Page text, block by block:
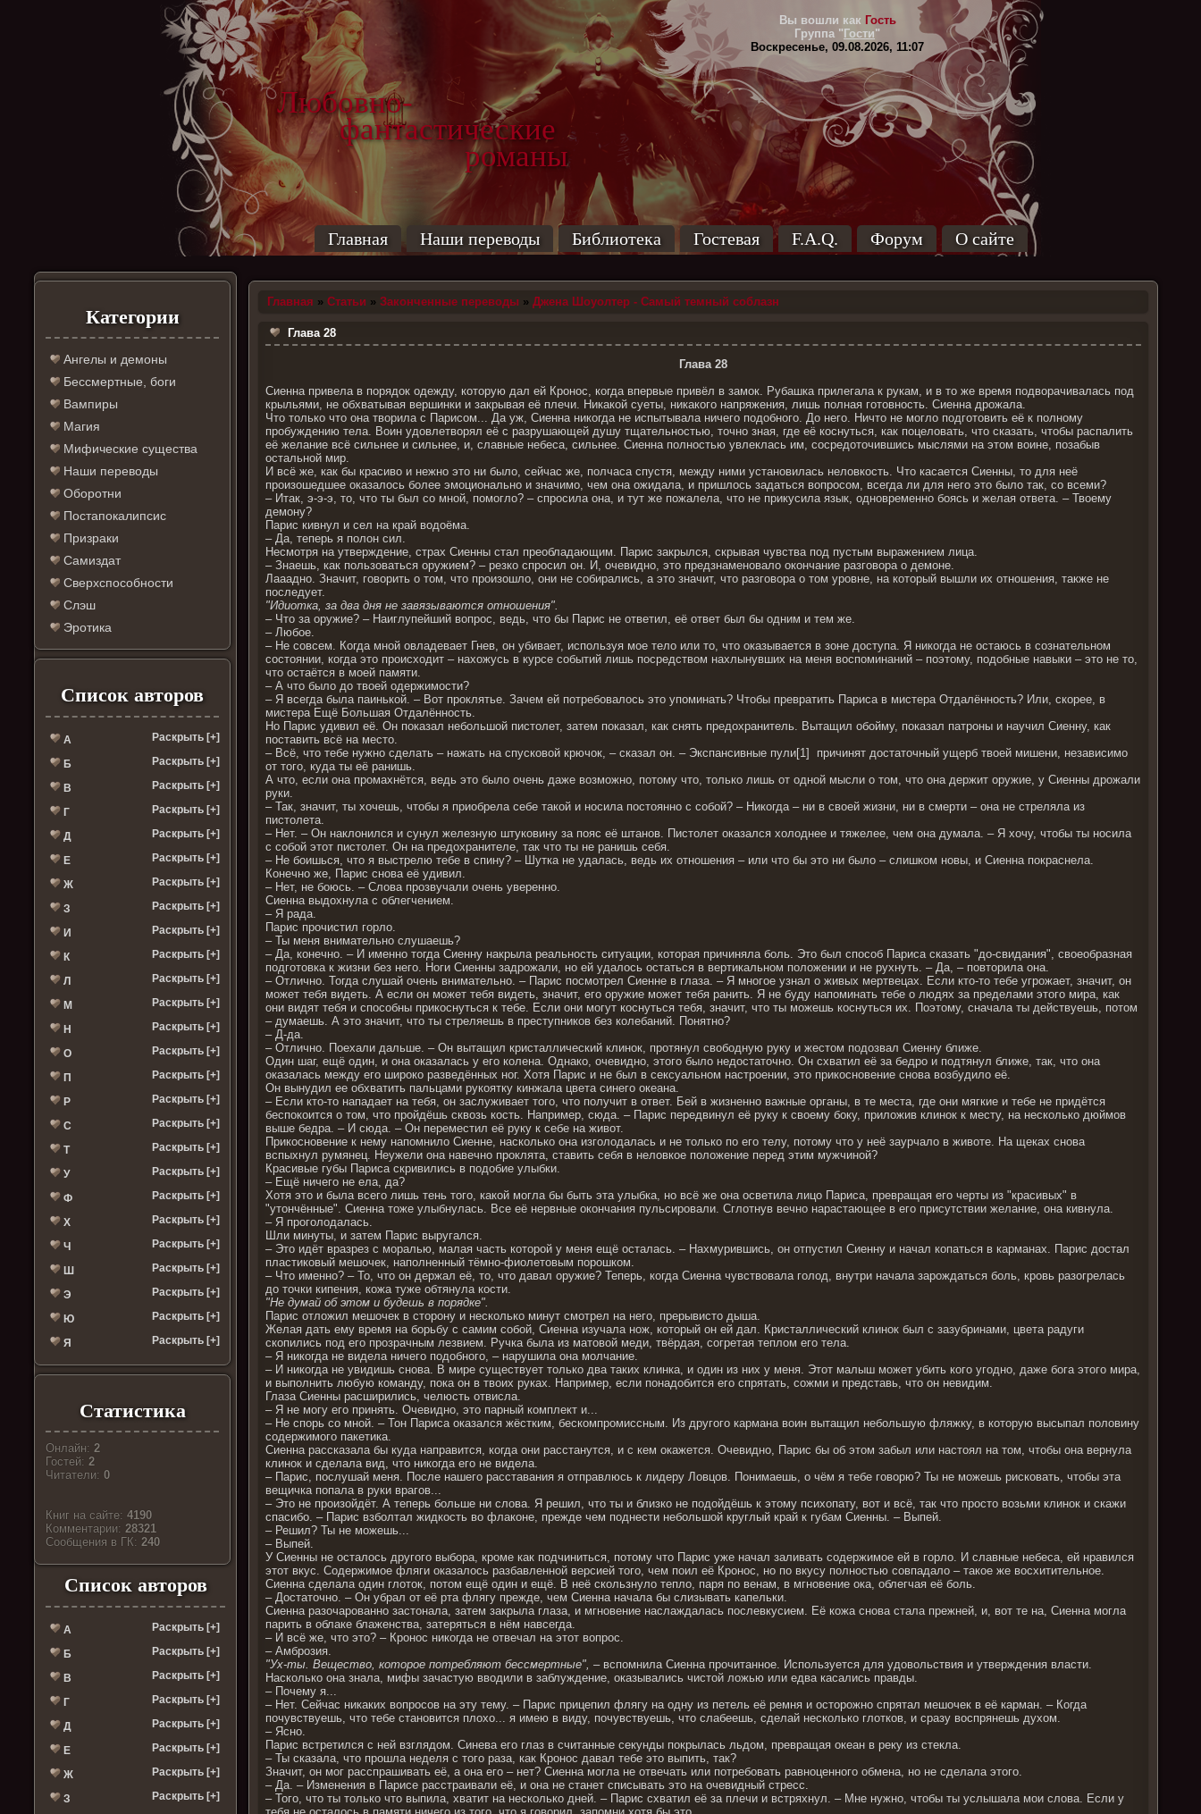
Любовно-
фантастические
романы
Вы вошли как Гость
Группа " Гости"
Воскресенье, 09.08.2026, 11:07
Главная Наши переводы Библиотека Гостевая F.A.Q. Форум О сайте
Категории
Ангелы и демоны
Бессмертные, боги
Вампиры
Магия
Мифические существа
Наши переводы
Оборотни
Постапокалипсис
Призраки
Самиздат
Сверхспособности
Слэш
Эротика
Список авторов
А Раскрыть [+]
Б Раскрыть [+]
В Раскрыть [+]
Г Раскрыть [+]
Д Раскрыть [+]
Е Раскрыть [+]
Ж Раскрыть [+]
З Раскрыть [+]
И Раскрыть [+]
К Раскрыть [+]
Л Раскрыть [+]
М Раскрыть [+]
Н Раскрыть [+]
О Раскрыть [+]
П Раскрыть [+]
Р Раскрыть [+]
С Раскрыть [+]
Т Раскрыть [+]
У Раскрыть [+]
Ф Раскрыть [+]
Х Раскрыть [+]
Ч Раскрыть [+]
Ш Раскрыть [+]
Э Раскрыть [+]
Ю Раскрыть [+]
Я Раскрыть [+]
Статистика
Онлайн:2
Гостей:2
Читатели:0
Книг на сайте:4190
Комментарии:28321
Cообщения в ГК:240
Список авторов
А Раскрыть [+]
Б Раскрыть [+]
В Раскрыть [+]
Г Раскрыть [+]
Д Раскрыть [+]
Е Раскрыть [+]
Ж Раскрыть [+]
З Раскрыть [+]
Главная »Статьи »Законченные переводы »Джена Шоуолтер - Самый темный соблазн
Глава 28
Глава 28
Сиенна привела в порядок одежду, которую дал ей Кронос, когда впервые привёл в замок. Рубашка прилегала к рукам, и в то же время подворачивалась под
крыльями, не обхватывая вершинки и закрывая её плечи. Никакой суеты, никакого напряжения, лишь полная готовность. Сиенна дрожала.
Что только что она творила с Парисом... Да уж, Сиенна никогда не испытывала ничего подобного. До него. Ничто не могло подготовить её к полному
пробуждению тела. Воин удовлетворял её с разрушающей душу тщательностью, точно зная, где её коснуться, как поцеловать, что сказать, чтобы распалить
её желание всё сильнее и сильнее, и, славные небеса, сильнее. Сиенна полностью увлеклась им, сосредоточившись мыслями на этом воине, позабыв
остальной мир.
И всё же, как бы красиво и нежно это ни было, сейчас же, полчаса спустя, между ними установилась неловкость. Что касается Сиенны, то для неё
произошедшее оказалось более эмоционально и значимо, чем она ожидала, и пришлось задаться вопросом, всегда ли для него это было так, со всеми?
– Итак, э-э-э, то, что ты был со мной, помогло? – спросила она, и тут же пожалела, что не прикусила язык, одновременно боясь и желая ответа. – Твоему
демону?
Парис кивнул и сел на край водоёма.
– Да, теперь я полон сил.
Несмотря на утверждение, страх Сиенны стал преобладающим. Парис закрылся, скрывая чувства под пустым выражением лица.
– Знаешь, как пользоваться оружием? – резко спросил он. И, очевидно, это предзнаменовало окончание разговора о демоне.
Лааадно. Значит, говорить о том, что произошло, они не собирались, а это значит, что разговора о том уровне, на который вышли их отношения, также не
последует.
"Идиотка, за два дня не завязываются отношения".
– Что за оружие? – Наиглупейший вопрос, ведь, что бы Парис не ответил, её ответ был бы одним и тем же.
– Любое.
– Не совсем. Когда мной овладевает Гнев, он убивает, используя мое тело или то, что оказывается в зоне доступа. Я никогда не остаюсь в сознательном
состоянии, когда это происходит – нахожусь в курсе событий лишь посредством нахлынувших на меня воспоминаний – поэтому, подобные навыки – это не то,
что остаётся в моей памяти.
– А что было до твоей одержимости?
– Я всегда была паинькой. – Вот проклятье. Зачем ей потребовалось это упоминать? Чтобы превратить Париса в мистера Отдалённость? Или, скорее, в
мистера Ещё Большая Отдалённость.
Но Парис удивил её. Он показал небольшой пистолет, затем показал, как снять предохранитель. Вытащил обойму, показал патроны и научил Сиенну, как
поставить всё на место.
– Всё, что тебе нужно сделать – нажать на спусковой крючок, – сказал он. – Экспансивные пули[1] причинят достаточный ущерб твоей мишени, независимо
от того, куда ты её ранишь.
А что, если она промахнётся, ведь это было очень даже возможно, потому что, только лишь от одной мысли о том, что она держит оружие, у Сиенны дрожали
руки.
– Так, значит, ты хочешь, чтобы я приобрела себе такой и носила постоянно с собой? – Никогда – ни в своей жизни, ни в смерти – она не стреляла из
пистолета.
– Нет. – Он наклонился и сунул железную штуковину за пояс её штанов. Пистолет оказался холоднее и тяжелее, чем она думала. – Я хочу, чтобы ты носила
с собой этот пистолет. Он на предохранителе, так что ты не ранишь себя.
– Не боишься, что я выстрелю тебе в спину? – Шутка не удалась, ведь их отношения – или что бы это ни было – слишком новы, и Сиенна покраснела.
Конечно же, Парис снова её удивил.
– Нет, не боюсь. – Слова прозвучали очень уверенно.
Сиенна выдохнула с облегчением.
– Я рада.
Парис прочистил горло.
– Ты меня внимательно слушаешь?
– Да, конечно. – И именно тогда Сиенну накрыла реальность ситуации, которая причиняла боль. Это был способ Париса сказать "до-свидания", своеобразная
подготовка к жизни без него. Ноги Сиенны задрожали, но ей удалось остаться в вертикальном положении и не рухнуть. – Да, – повторила она.
– Отлично. Тогда слушай очень внимательно. – Парис посмотрел Сиенне в глаза. – Я многое узнал о живых мертвецах. Если кто-то тебе угрожает, значит, он
может тебя видеть. А если он может тебя видеть, значит, его оружие может тебя ранить. Я не буду напоминать тебе о людях за пределами этого мира, как
они видят тебя и способны прикоснуться к тебе. Если они могут коснуться тебя, значит, что ты можешь коснуться их. Поэтому, сначала ты действуешь, потом
– думаешь. А это значит, что ты стреляешь в преступников без колебаний. Понятно?
– Д-да.
– Отлично. Поехали дальше. – Он вытащил кристаллический клинок, протянул свободную руку и жестом подозвал Сиенну ближе.
Один шаг, ещё один, и она оказалась у его колена. Однако, очевидно, этого было недостаточно. Он схватил её за бедро и подтянул ближе, так, что она
оказалась между его широко разведённых ног. Хотя Парис и не был в сексуальном настроении, это прикосновение снова возбудило её.
Он вынудил ее обхватить пальцами рукоятку кинжала цвета синего океана.
– Если кто-то нападает на тебя, он заслуживает того, что получит в ответ. Бей в жизненно важные органы, в те места, где они мягкие и тебе не придётся
беспокоится о том, что пройдёшь сквозь кость. Например, сюда. – Парис передвинул её руку к своему боку, приложив клинок к месту, на несколько дюймов
выше бедра. – И сюда. – Он переместил её руку к себе на живот.
Прикосновение к нему напомнило Сиенне, насколько она изголодалась и не только по его телу, потому что у неё заурчало в животе. На щеках снова
вспыхнул румянец. Неужели она навечно проклята, ставить себя в неловкое положение перед этим мужчиной?
Красивые губы Париса скривились в подобие улыбки.
– Ещё ничего не ела, да?
Хотя это и была всего лишь тень того, какой могла бы быть эта улыбка, но всё же она осветила лицо Париса, превращая его черты из "красивых" в
"утончённые". Сиенна тоже улыбнулась. Все её нервные окончания пульсировали. Сглотнув вечно нарастающее в его присутствии желание, она кивнула.
– Я проголодалась.
Шли минуты, и затем Парис выругался.
– Это идёт вразрез с моралью, малая часть которой у меня ещё осталась. – Нахмурившись, он отпустил Сиенну и начал копаться в карманах. Парис достал
пластиковый мешочек, наполненный тёмно-фиолетовым порошком.
– Что именно? – То, что он держал её, то, что давал оружие? Теперь, когда Сиенна чувствовала голод, внутри начала зарождаться боль, кровь разогрелась
до точки кипения, кожа туже обтянула кости.
"Не думай об этом и будешь в порядке".
Парис отложил мешочек в сторону и несколько минут смотрел на него, прерывисто дыша.
Желая дать ему время на борьбу с самим собой, Сиенна изучала нож, который он ей дал. Кристаллический клинок был с зазубринами, цвета радуги
скопились под его прозрачным лезвием. Ручка была из матовой меди, твёрдая, согретая теплом его тела.
– Я никогда не видела ничего подобного, – нарушила она молчание.
– И никогда не увидишь снова. В мире существует только два таких клинка, и один из них у меня. Этот малыш может убить кого угодно, даже бога этого мира,
и выполнить любую команду, пока он в твоих руках. Например, если понадобится его спрятать, сожми и представь, что он невидим.
Глаза Сиенны расширились, челюсть отвисла.
– Я не могу его принять. Очевидно, это парный комплект и...
– Не спорь со мной. – Тон Париса оказался жёстким, бескомпромиссным. Из другого кармана воин вытащил небольшую фляжку, в которую высыпал половину
содержимого пакетика.
Сиенна рассказала бы куда направится, когда они расстанутся, и с кем окажется. Очевидно, Парис бы об этом забыл или настоял на том, чтобы она вернула
клинок и сделала вид, что никогда его не видела.
– Парис, послушай меня. После нашего расставания я отправлюсь к лидеру Ловцов. Понимаешь, о чём я тебе говорю? Ты не можешь рисковать, чтобы эта
вещичка попала в руки врагов...
– Это не произойдёт. А теперь больше ни слова. Я решил, что ты и близко не подойдёшь к этому психопату, вот и всё, так что просто возьми клинок и скажи
спасибо. – Парис взболтал жидкость во флаконе, прежде чем поднести небольшой круглый край к губам Сиенны. – Выпей.
– Решил? Ты не можешь...
– Выпей.
У Сиенны не осталось другого выбора, кроме как подчиниться, потому что Парис уже начал заливать содержимое ей в горло. И славные небеса, ей нравился
этот вкус. Содержимое фляги оказалось разбавленной версией того, чем поил её Кронос, но по вкусу полностью совпадало – такое же восхитительное.
Сиенна сделала один глоток, потом ещё один и ещё. В неё скользнуло тепло, паря по венам, в мгновение ока, облегчая её боль.
– Достаточно. – Он убрал от её рта флягу прежде, чем Сиенна начала бы слизывать капельки.
Сиенна разочарованно застонала, затем закрыла глаза, и мгновение наслаждалась послевкусием. Её кожа снова стала прежней, и, вот те на, Сиенна могла
парить в облаке блаженства, затеряться в нём навсегда.
– И всё же, что это? – Кронос никогда не отвечал на этот вопрос.
– Амброзия.
"Ух-ты. Вещество, которое потребляют бессмертные", – вспомнила Сиенна прочитанное. Используется для удовольствия и утверждения власти.
Насколько она знала, мифы зачастую вводили в заблуждение, оказывались чистой ложью или едва касались правды.
– Почему я...
– Нет. Сейчас никаких вопросов на эту тему. – Парис прицепил флягу на одну из петель её ремня и осторожно спрятал мешочек в её карман. – Когда
почувствуешь, что тебе становится плохо... я имею в виду, почувствуешь, что слабеешь, сделай несколько глотков, и сразу воспрянешь духом.
– Ясно.
Парис встретился с ней взглядом. Синева его глаз в считанные секунды покрылась льдом, превращая океан в реку из стекла.
– Ты сказала, что прошла неделя с того раза, как Кронос давал тебе это выпить, так?
Значит, он мог расспрашивать её, а она его – нет? Сиенна могла не отвечать или потребовать равноценного обмена, но не сделала этого.
– Да. – Изменения в Парисе расстраивали её, и она не станет списывать это на очевидный стресс.
– Того, что ты только что выпила, хватит на несколько дней. – Парис схватил её за плечи и встряхнул. – Мне нужно, чтобы ты услышала мои слова. Если у